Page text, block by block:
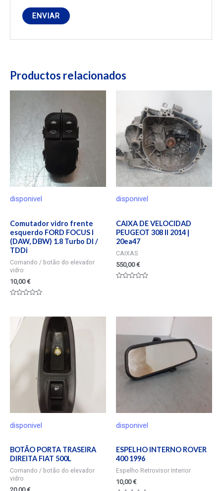
Productos relacionados
disponivel
Comutador vidro frente
esquerdo FORD FOCUS I
(DAW, DBW) 1.8 Turbo DI /
TDDi
Comando / botão do elevador
vidro
10,00€
disponivel
CAIXA DE VELOCIDAD
PEUGEOT 308 II 2014 |
20ea47
CAIXAS
550,00€
disponivel
BOTÃO PORTA TRASEIRA
DIREITA FIAT 500L
Comando / botão do elevador
vidro
disponivel
ESPELHO INTERNO ROVER
400 1996
Espelho Retrovisor Interior
10,00€